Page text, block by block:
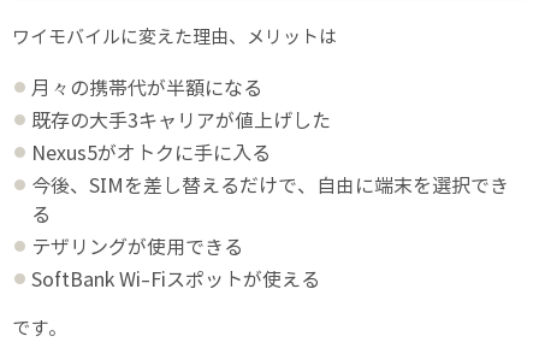
ワイモバイルに変えた理由、メリットは
月々の携帯代が半額になる
既存の大手3キャリアが値上げした
Nexus5がオトクに手に入る
今後、SIMを差し替えるだけで、自由に端末を選択でき
る
テザリングが使用できる
SoftBank Wi-Fiスポットが使える
です。